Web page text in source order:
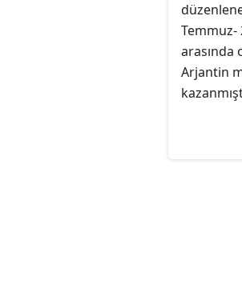
arasında
Arjantin